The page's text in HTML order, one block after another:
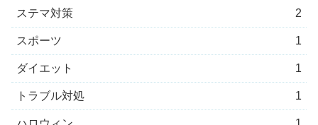
ステマ対策 2
スポーツ 1
ダイエット 1
トラブル対処 1